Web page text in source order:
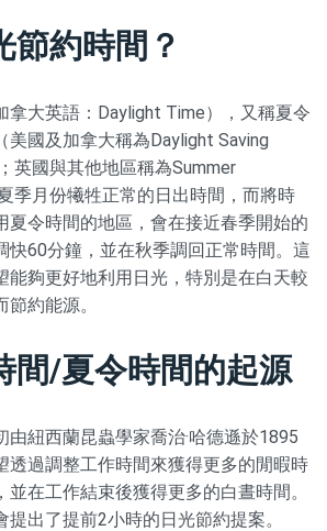
節約時間？
拿大英語：Daylight Time），又稱夏令
美國及加拿大稱為Daylight Saving
英國與其他地區稱為Summer
季月份犧牲正常的日出時間，而將時
夏令時間的地區，會在接近春季開始的
快60分鐘，並在秋季調回正常時間。這
能夠更好地利用日光，特別是在白天較
約能源。
間/夏令時間的起源
由紐西蘭昆蟲學家喬治·哈德遜於1895
透過調整工作時間來獲得更多的閒暇時
並在工作結束後獲得更多的白晝時間。
出了提前2小時的日光節約提案。